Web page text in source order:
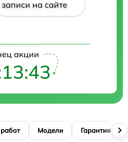
записи на сайте
акции
Модели Гарантия